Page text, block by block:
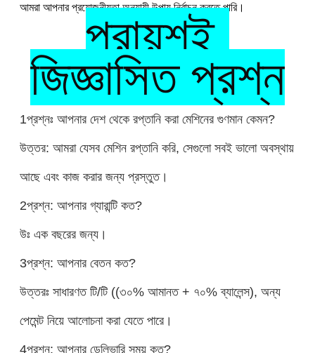
আমরা আপনার প্রয়োজনীয়তা অনুযায়ী উপায় নির্বাচন করতে পারি।
প্রায়শই
জিজ্ঞাসিত প্রশ্ন
1প্রশ্নঃ আপনার দেশ থেকে রপ্তানি করা মেশিনের গুণমান কেমন?
উত্তর: আমরা যেসব মেশিন রপ্তানি করি, সেগুলো সবই ভালো অবস্থায়
আছে এবং কাজ করার জন্য প্রস্তুত।
2প্রশ্ন: আপনার গ্যারান্টি কত?
উঃ এক বছরের জন্য।
3প্রশ্ন: আপনার বেতন কত?
উত্তরঃ সাধারণত টি/টি ((৩০% আমানত + ৭০% ব্যালেন্স), অন্য
পেমেন্ট নিয়ে আলোচনা করা যেতে পারে।
4প্রশ্ন: আপনার ডেলিভারি সময় কত?